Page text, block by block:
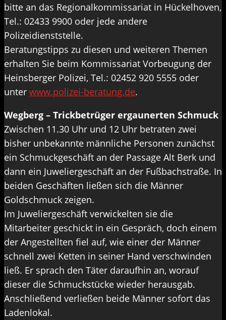
bitte an das Regionalkommissariat in Hückelhoven,
Tel.: 02433 9900 oder jede andere
Polizeidienststelle.
Beratungstipps zu diesen und weiteren Themen
erhalten Sie beim Kommissariat Vorbeugung der
Heinsberger Polizei, Tel.: 02452 920 5555 oder
unter www.polizei-beratung.de.
Wegberg – Trickbetrüger ergaunerten Schmuck
Zwischen 11.30 Uhr und 12 Uhr betraten zwei
bisher unbekannte männliche Personen zunächst
ein Schmuckgeschäft an der Passage Alt Berk und
dann ein Juweliergeschäft an der Fußbachstraße. In
beiden Geschäften ließen sich die Männer
Goldschmuck zeigen.
Im Juweliergeschäft verwickelten sie die
Mitarbeiter geschickt in ein Gespräch, doch einem
der Angestellten fiel auf, wie einer der Männer
schnell zwei Ketten in seiner Hand verschwinden
ließ. Er sprach den Täter daraufhin an, worauf
dieser die Schmuckstücke wieder herausgab.
Anschließend verließen beide Männer sofort das
Ladenlokal.